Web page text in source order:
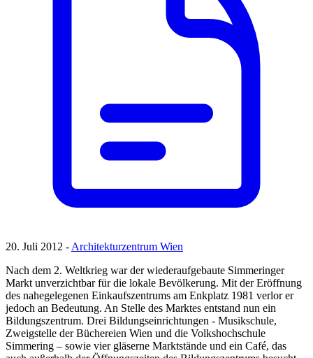
20. Juli 2012 -Architekturzentrum Wien
Nach dem 2. Weltkrieg war der wiederaufgebaute Simmeringer
Markt unverzichtbar für die lokale Bevölkerung. Mit der Eröffnung
des nahegelegenen Einkaufszentrums am Enkplatz 1981 verlor er
jedoch an Bedeutung. An Stelle des Marktes entstand nun ein
Bildungszentrum. Drei Bildungseinrichtungen - Musikschule,
Zweigstelle der Büchereien Wien und die Volkshochschule
Simmering – sowie vier gläserne Marktstände und ein Café, das